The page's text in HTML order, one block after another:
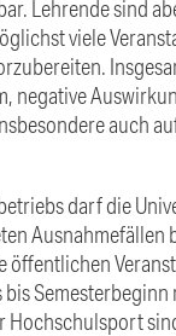
Lehrende sind
viele
negative
auch
darf die
Ausnahmefällen
öffentlichen
Hochschulsport